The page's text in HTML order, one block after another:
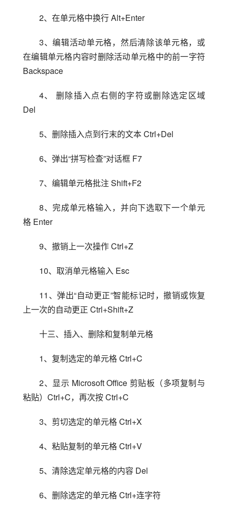
2、在单元格中换行 Alt+Enter
3、编辑活动单元格，然后清除该单元格，或
在编辑单元格内容时删除活动单元格中的前一字符
Backspace
4、 删除插入点右侧的字符或删除选定区域
Del
5、删除插入点到行末的文本 Ctrl+Del
6、弹出“拼写检查”对话框 F7
7、编辑单元格批注 Shift+F2
8、完成单元格输入，并向下选取下一个单元
格 Enter
9、撤销上一次操作 Ctrl+Z
10、取消单元格输入 Esc
11、弹出“自动更正”智能标记时，撤销或恢复
上一次的自动更正 Ctrl+Shift+Z
十三、插入、删除和复制单元格
1、复制选定的单元格 Ctrl+C
2、显示 Microsoft Office 剪贴板（多项复制与
粘贴）Ctrl+C，再次按 Ctrl+C
3、剪切选定的单元格 Ctrl+X
4、粘贴复制的单元格 Ctrl+V
5、清除选定单元格的内容 Del
6、删除选定的单元格 Ctrl+连字符